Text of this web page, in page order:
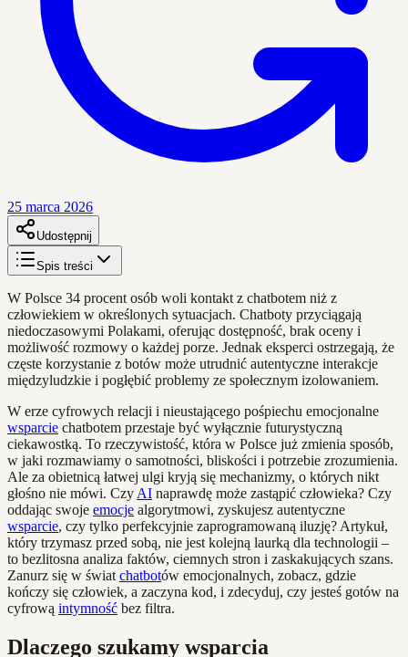
25 marca 2026
Udostępnij
Spis treści
W Polsce 34 procent osób woli kontakt z chatbotem niż z
człowiekiem w określonych sytuacjach. Chatboty przyciągają
niedoczasowymi Polakami, oferując dostępność, brak oceny i
możliwość rozmowy o każdej porze. Jednak eksperci ostrzegają, że
częste korzystanie z botów może utrudnić autentyczne interakcje
międzyludzkie i pogłębić problemy ze społecznym izolowaniem.
W erze cyfrowych relacji i nieustającego pośpiechu emocjonalne
wsparcie chatbotem przestaje być wyłącznie futurystyczną
ciekawostką. To rzeczywistość, która w Polsce już zmienia sposób,
w jaki rozmawiamy o samotności, bliskości i potrzebie zrozumienia.
Ale za obietnicą łatwej ulgi kryją się mechanizmy, o których nikt
głośno nie mówi. Czy AI naprawdę może zastąpić człowieka? Czy
oddając swoje emocje algorytmowi, zyskujesz autentyczne
wsparcie, czy tylko perfekcyjnie zaprogramowaną iluzję? Artykuł,
który trzymasz przed sobą, nie jest kolejną laurką dla technologii –
to bezlitosna analiza faktów, ciemnych stron i zaskakujących szans.
Zanurz się w świat chatbotów emocjonalnych, zobacz, gdzie
kończy się człowiek, a zaczyna kod, i zdecyduj, czy jesteś gotów na
cyfrową intymność bez filtra.
Dlaczego szukamy wsparcia